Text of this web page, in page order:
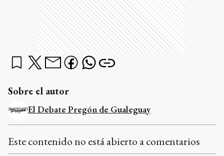
Sobre el autor
El Debate Pregón de Gualeguay
Este contenido no está abierto a comentarios